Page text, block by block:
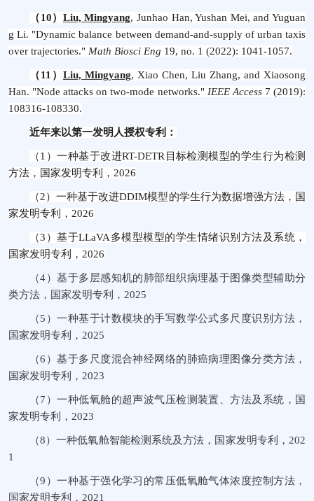
（10） Liu, Mingyang, Junhao Han, Yushan Mei, and Yuguan
g Li. "Dynamic balance between demand-and-supply of urban taxis
over trajectories." Math Biosci Eng 19, no. 1 (2022): 1041-1057.
（11） Liu, Mingyang, Xiao Chen, Liu Zhang, and Xiaosong
Han. "Node attacks on two-mode networks." IEEE Access7 (2019):
108316-108330.
近年来以第一发明人授权专利：
（1）一种基于改进RT-DETR 目标检测模型的学生行为检测
方法，国家发明专利， 2026
（2）一种基于改进DDIM模型的学生行为数据增强方法，国
家发明专利， 2026
（3）基于LLaVA多模型模型的学生情绪识别方法及系统，
国家发明专利， 2026
（4）基于多层感知机的肺部组织病理基于图像类型辅助分
类方法，国家发明专利， 2025
（5）一种基于计数模块的手写数学公式多尺度识别方法，
国家发明专利， 2025
（6）基于多尺度混合神经网络的肺癌病理图像分类方法，
国家发明专利， 2023
（7）一种低氧舱的超声波气压检测装置、方法及系统，国
家发明专利， 2023
（8）一种低氧舱智能检测系统及方法，国家发明专利， 202
1
（9）一种基于强化学习的常压低氧舱气体浓度控制方法，
国家发明专利， 2021